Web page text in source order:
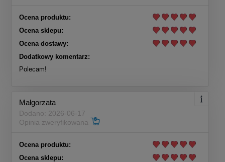
Ocena produktu:
Ocena sklepu:
Ocena dostawy:
Dodatkowy komentarz:
Polecam!
Małgorzata
Dodano: 2026-06-17
Opinia zweryfikowana
Ocena produktu:
Ocena sklepu: